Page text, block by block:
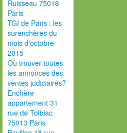
Ruisseau 75018
Paris
TGI de Paris : les
surenchères du
mois d'octobre
2015
Où trouver toutes
les annonces des
ventes judiciaires?
Enchère
appartement 31
rue de Tolbiac
75013 Paris